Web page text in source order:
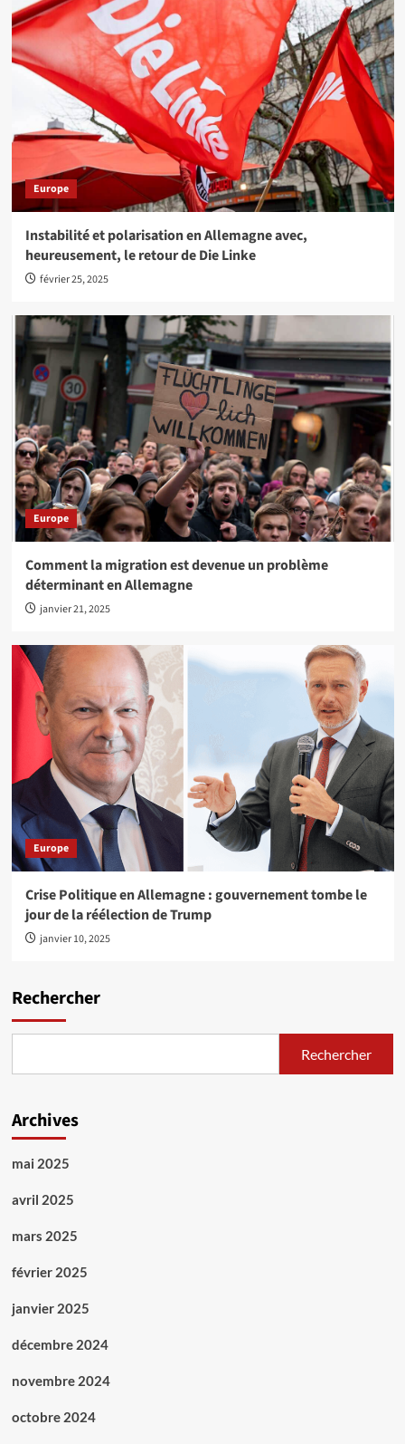
Europe
Instabilité et polarisation en Allemagne avec,
heureusement, le retour de Die Linke
février 25, 2025
Europe
Comment la migration est devenue un problème
déterminant en Allemagne
janvier 21, 2025
Europe
Crise Politique en Allemagne : gouvernement tombe le
jour de la réélection de Trump
janvier 10, 2025
Rechercher
Rechercher
Archives
mai 2025
avril 2025
mars 2025
février 2025
janvier 2025
décembre 2024
novembre 2024
octobre 2024